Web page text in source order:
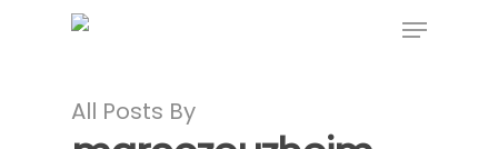
Menu
All Posts By